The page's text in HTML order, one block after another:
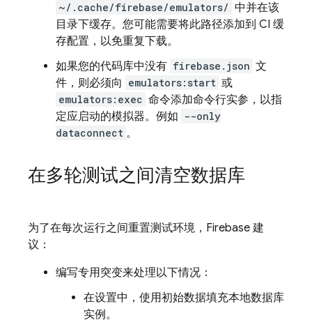
~/.cache/firebase/emulators/ 中并在该
目录下缓存。您可能需要将此路径添加到 CI 缓
存配置，以免重复下载。
如果您的代码库中没有 firebase.json 文
件，则必须向 emulators:start 或
emulators:exec 命令添加命令行实参，以指
定应启动的模拟器。例如 --only
dataconnect 。
在多轮测试之间清空数据库
为了在每次运行之间重置测试环境，Firebase 建
议：
编写专用突变来处理以下情况：
在设置中，使用初始数据填充本地数据库
实例。